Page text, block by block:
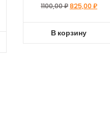
1100,00₽825,00₽
В корзину